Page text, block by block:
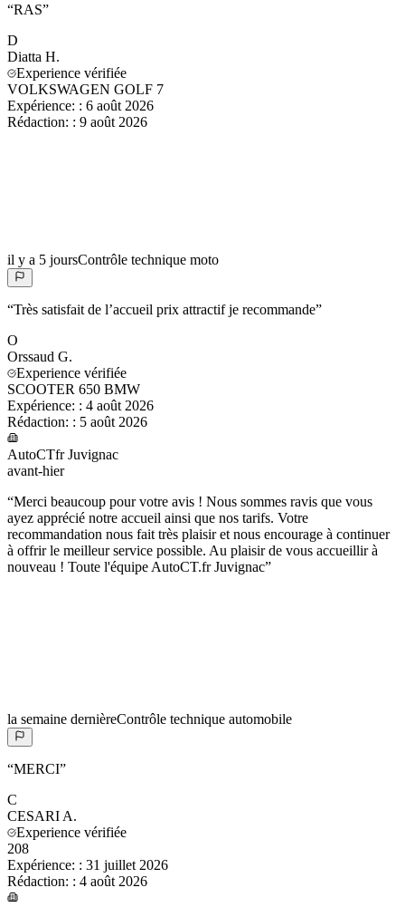
“RAS”
D
Diatta H.
Experience vérifiée
VOLKSWAGEN GOLF 7
Expérience: : 6 août 2026
Rédaction: : 9 août 2026
il y a 5 joursContrôle technique moto
“Très satisfait de l’accueil prix attractif je recommande”
O
Orssaud G.
Experience vérifiée
SCOOTER 650 BMW
Expérience: : 4 août 2026
Rédaction: : 5 août 2026
AutoCTfr Juvignac
avant-hier
“Merci beaucoup pour votre avis ! Nous sommes ravis que vous
ayez apprécié notre accueil ainsi que nos tarifs. Votre
recommandation nous fait très plaisir et nous encourage à continuer
à offrir le meilleur service possible. Au plaisir de vous accueillir à
nouveau ! Toute l'équipe AutoCT.fr Juvignac”
la semaine dernièreContrôle technique automobile
“MERCI”
C
CESARI A.
Experience vérifiée
208
Expérience: : 31 juillet 2026
Rédaction: : 4 août 2026